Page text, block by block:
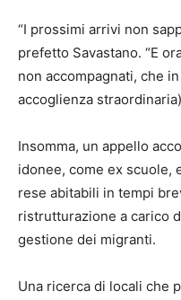
“I prossimi arrivi non
prefetto Savastano. “E
non accompagnati, che
accoglienza
Insomma, un appello
idonee, come ex scuole,
rese abitabili in tempi
ristrutturazione a carico
gestione dei migranti.
Una ricerca di locali che